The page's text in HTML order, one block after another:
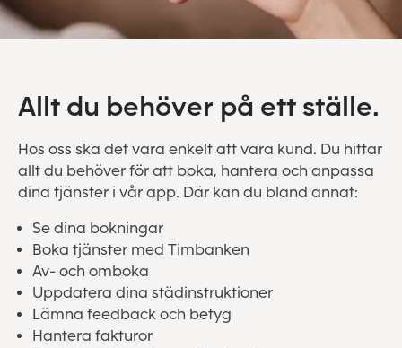
Allt du behöver på ett ställe.
Hos oss ska det vara enkelt att vara kund. Du hittar
allt du behöver för att boka, hantera och anpassa
dina tjänster i vår app. Där kan du bland annat:
Se dina bokningar
Boka tjänster med Timbanken
Av- och omboka
Uppdatera dina städinstruktioner
Lämna feedback och betyg
Hantera fakturor